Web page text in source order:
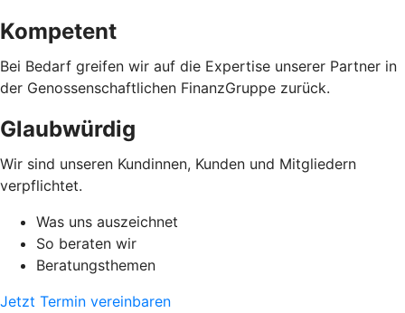
Kompetent
Bei Bedarf greifen wir auf die Expertise unserer Partner in
der Genossenschaftlichen FinanzGruppe zurück.
Glaubwürdig
Wir sind unseren Kundinnen, Kunden und Mitgliedern
verpflichtet.
Was uns auszeichnet
So beraten wir
Beratungsthemen
Jetzt Termin vereinbaren